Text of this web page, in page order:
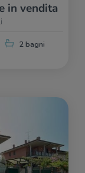
in vendita
2 bagni